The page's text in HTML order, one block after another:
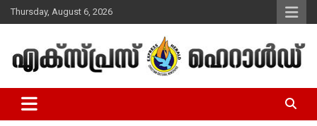
Skip
to
Thursday, August 6, 2026
Express Herald – Malayalam
Christian News